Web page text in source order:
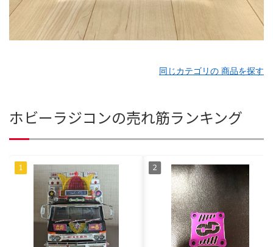
同じカテゴリの 商品を探す
ホビーラジコンの売れ筋ランキング